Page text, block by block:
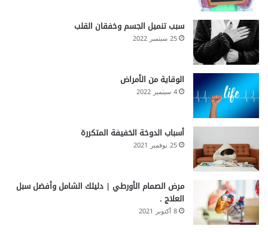
سبب تنميل الجسم وخفقان القلب
25 سبتمبر 2022
الوقاية من الأمراض
4 سبتمبر 2022
أسباب الدوخة الخفيفة المتكررة
25 نوفمبر 2021
مرض الصمام الأورطي | دليلك الشامل وأفضل سبل
العلاج .
8 أكتوبر 2021